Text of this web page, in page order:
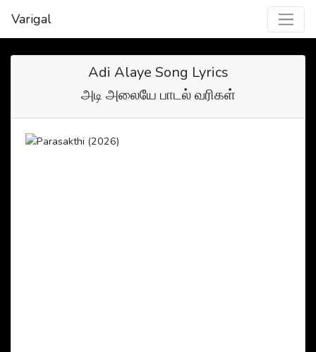
Varigal
Adi Alaye Song Lyrics
அடி அலையே பாடல் வரிகள்